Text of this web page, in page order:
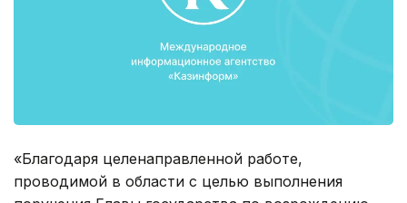
«Благодаря целенаправленной работе,
проводимой в области с целью выполнения